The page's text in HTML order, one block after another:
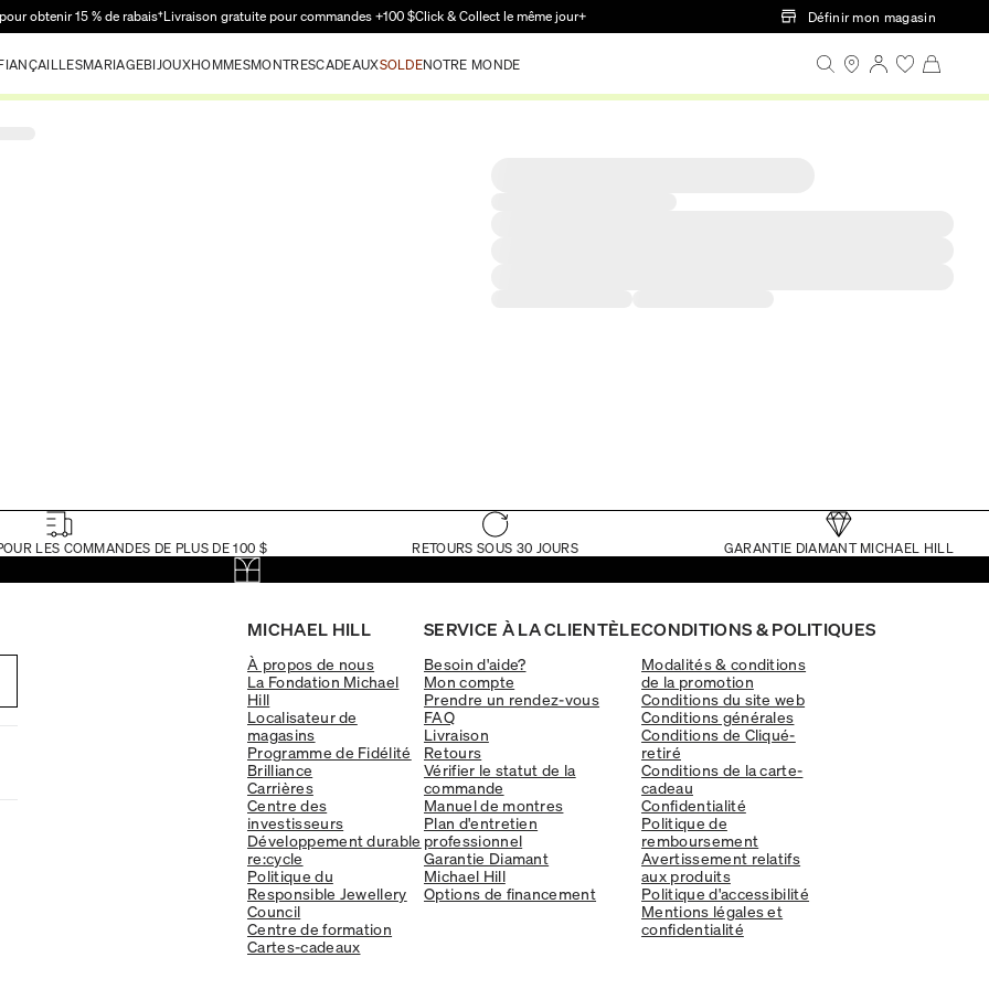
Passer au contenu principal
obtenir 15 % de rabais†Livraison gratuite pour commandes +100 $Click & Collect le même jour+ Définir mon magasin
MARIAGEBIJOUXHOMMESMONTRESCADEAUXSOLDENOTRE MONDE
LES COMMANDES DE PLUS DE 100 $ RETOURS SOUS 30 JOURS GARANTIE DIAMANT MICHAEL HILL
MICHAEL HILL
À propos de nous
La Fondation Michael
Hill
Localisateur de
magasins
Programme de Fidélité
Brilliance
Carrières
Centre des
investisseurs
Développement durable
re:cycle
Politique du
Responsible Jewellery
Council
Centre de formation
Cartes-cadeaux
SERVICE À LA CLIENTÈLE
Besoin d'aide?
Mon compte
Prendre un rendez-vous
FAQ
Livraison
Retours
Vérifier le statut de la
commande
Manuel de montres
Plan d'entretien
professionnel
Garantie Diamant
Michael Hill
Options de financement
CONDITIONS & POLITIQUES
Modalités & conditions
de la promotion
Conditions du site web
Conditions générales
Conditions de Cliqué-
retiré
Conditions de la carte-
cadeau
Confidentialité
Politique de
remboursement
Avertissement relatifs
aux produits
Politique d'accessibilité
Mentions légales et
confidentialité